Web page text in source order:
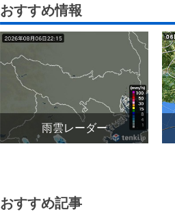
おすすめ情報
雨雲レーダー
おすすめ記事